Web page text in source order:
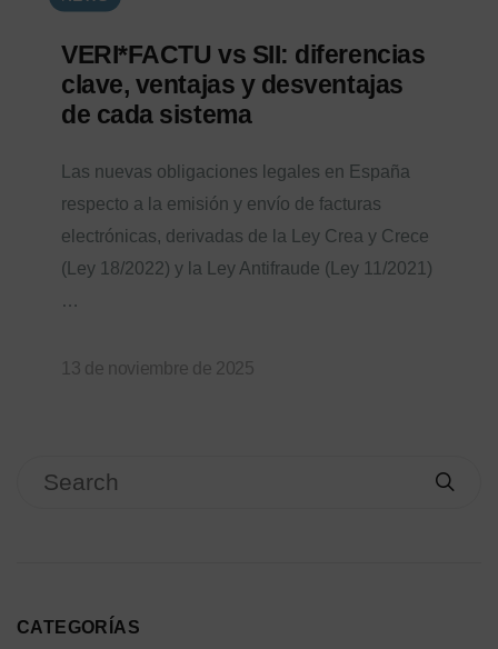
VERI*FACTU vs SII: diferencias
clave, ventajas y desventajas
de cada sistema
Las nuevas obligaciones legales en España
respecto a la emisión y envío de facturas
electrónicas, derivadas de la Ley Crea y Crece
(Ley 18/2022) y la Ley Antifraude (Ley 11/2021)
…
13 de noviembre de 2025
CATEGORÍAS